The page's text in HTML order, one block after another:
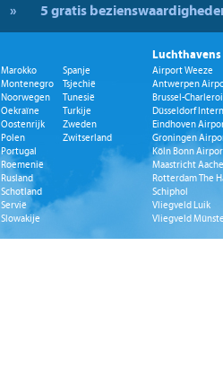
» 5 gratis
Marokko
Montenegro
Noorwegen
Oekraïne
Oostenrijk
Polen
Portugal
Roemenië
Rusland
Schotland
Servië
Slowakije
Spanje
Tsjechië
Tunesië
Turkije
Zweden
Zwitserland
Luchthavens
Airport Weeze
Antwerpen
Brussel-
Düsseldorf
Eindhoven
Groningen
Köln Bonn
Maastricht
Rotterdam The
Schiphol
Vliegveld Luik
Vliegveld